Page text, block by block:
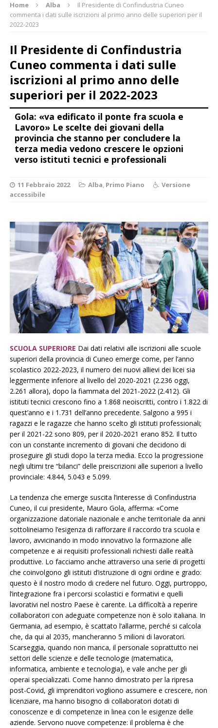
Home Alba
Il Presidente di Confindustria Cuneo
commenta i dati sulle iscrizioni al primo anno delle superiori per il
2022-2023
Il Presidente di Confindustria
Cuneo commenta i dati sulle
iscrizioni al primo anno delle
superiori per il 2022-2023
Gola: «va edificato il ponte fra scuola e
Lavoro» Le scelte dei giovani della
provincia che stanno per concludere la
terza media vedono crescere le opzioni
verso istituti tecnici e professionali
11 Febbraio 2022 Alba, Primo Piano
Versione
accessibile
SCUOLA SUPERIORE Dai dati relativi alle iscrizioni alle scuole
superiori della provincia di Cuneo emerge come, per l’anno
scolastico 2022-2023, il numero dei nuovi allievi dei licei sia
leggermente inferiore al livello del 2020-2021 (2.236 oggi,
2.261 allora), dopo la fiammata del 2021-2022 (2.412). Gli
istituti tecnici crescono fino a 1.868 neoiscritti, contro i 1.822 di
quest’anno e i 1.731 dell’anno precedente. Salgono a 995 i
ragazzi e le ragazze che hanno scelto gli istituti professionali;
per il 2021-22 sono 809, per il 2020-2021 erano 852. Il tutto
con un constante incremento di giovani che decidono di
proseguire gli studi dopo la terza media. Ecco la progressione
negli ultimi tre “bilanci” delle preiscrizioni alle superiori a livello
provinciale: 4.844, 5.043 e 5.099.
La tendenza che emerge suscita l’interesse di Confindustria
Cuneo, il cui presidente, Mauro Gola, afferma: «Come
organizzazione datoriale nazionale e anche territoriale da anni
sottolineiamo l’esigenza di rafforzare il raccordo tra scuola e
lavoro, avvicinando in modo innovativo la formazione alle
competenze e ai requisiti professionali richiesti dalle realtà
produttive. Lo facciamo anche attraverso una serie di progetti
che coinvolgono gli istituti d’istruzione di ogni ordine e grado:
questo è il nostro modo di credere nel futuro. Oggi, purtroppo,
l’integrazione fra i percorsi scolastici e formativi e quelli
lavorativi nel nostro Paese è carente. La difficoltà a reperire
collaboratori con adeguate competenze non è solo italiana. In
Germania, ad esempio, è scattato l’allarme, perché si calcola
che, da qui al 2035, mancheranno 5 milioni di lavoratori.
Scarseggia, quando non manca, il personale soprattutto nei
settori delle scienze e delle tecnologie (matematica,
informatica, ambiente e tecnologia), e vale anche per gli
operai specializzati. Come hanno dimostrato per la ripresa
post-Covid, gli imprenditori vogliono assumere e crescere, non
licenziare, ma hanno bisogno di collaboratori dotati di
conoscenze e di competenze in linea con le esigenze delle
aziende. Servono nuove competenze: il problema è che